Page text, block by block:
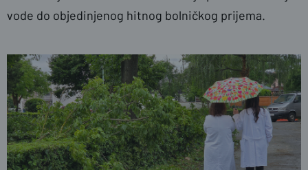
vode do objedinjenog hitnog bolničkog prijema.